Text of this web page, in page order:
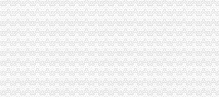
中国版权转让黄页|名录_中国版权转让公司|厂家-八方资源网版权转让